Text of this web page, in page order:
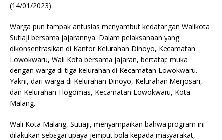
(14/01/2023).
Warga pun tampak antusias menyambut kedatangan Walikota
Sutiaji bersama jajarannya. Dalam pelaksanaan yang
dikonsentrasikan di Kantor Kelurahan Dinoyo, Kecamatan
Lowokwaru, Wali Kota bersama jajaran, bertatap muka
dengan warga di tiga kelurahan di Kecamatan Lowokwaru.
Yakni, dari warga di Kelurahan Dinoyo, Kelurahan Merjosari,
dan Kelurahan Tlogomas, Kecamatan Lowokwaru, Kota
Malang.
Wali Kota Malang, Sutiaji, menyampaikan bahwa program ini
dilakukan sebagai upaya jemput bola kepada masyarakat,